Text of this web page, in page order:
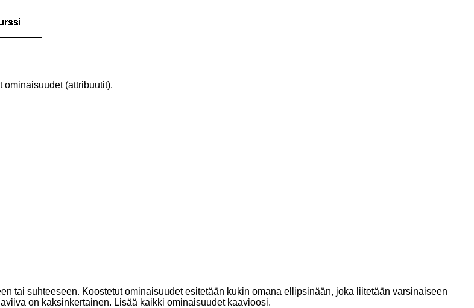
(attribuutit).
tai suhteeseen. Koostetut ominaisuudet esitetään kukin omana ellipsinään, joka liitetään varsinaiseen
on kaksinkertainen. Lisää kaikki ominaisuudet kaavioosi.